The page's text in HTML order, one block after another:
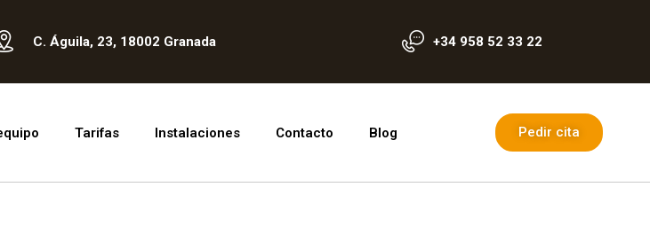
C. Águila, 23, 18002 Granada +34 958 52 33 22
Tarifas Instalaciones Contacto Blog Pedir cita